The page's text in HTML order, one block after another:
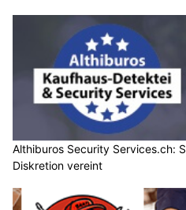
Althiburos Security Services.ch:
Diskretion vereint